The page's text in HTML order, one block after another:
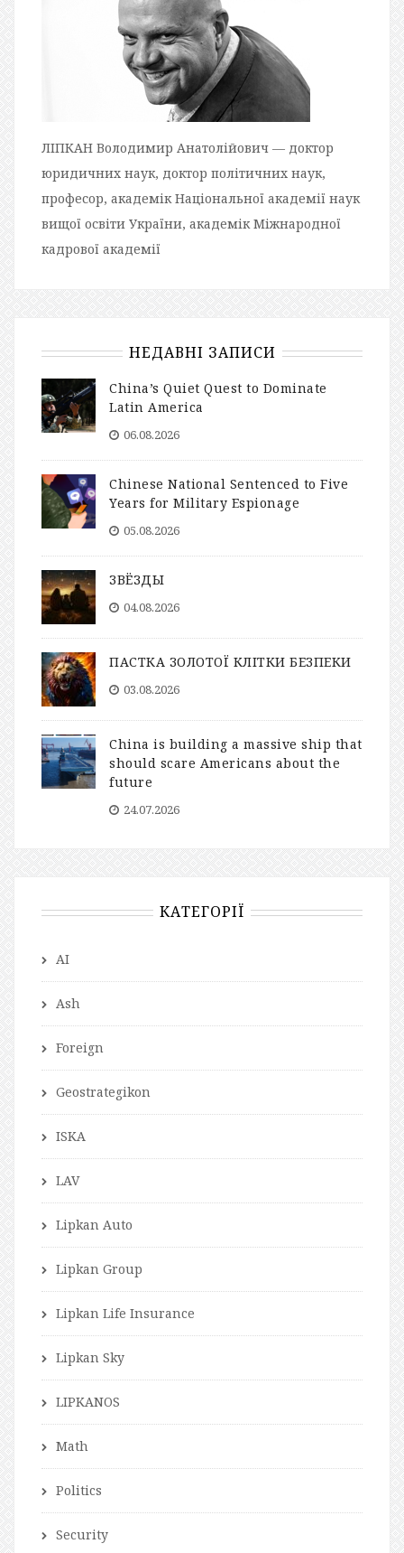
ЛІПКАН Володимир Анатолійович — доктор
юридичних наук, доктор політичних наук,
професор, академік Національної академії наук
вищої освіти України, академік Міжнародної
кадрової академії
НЕДАВНІ ЗАПИСИ
China’s Quiet Quest to Dominate
Latin America
06.08.2026
Chinese National Sentenced to Five
Years for Military Espionage
05.08.2026
ЗВЁЗДЫ
04.08.2026
ПАСТКА ЗОЛОТОЇ КЛІТКИ БЕЗПЕКИ
03.08.2026
China is building a massive ship that
should scare Americans about the
future
24.07.2026
КАТЕГОРІЇ
AI
Ash
Foreign
Geostrategikon
ISKA
LAV
Lipkan Auto
Lipkan Group
Lipkan Life Insurance
Lipkan Sky
LIPKANOS
Math
Politics
Security